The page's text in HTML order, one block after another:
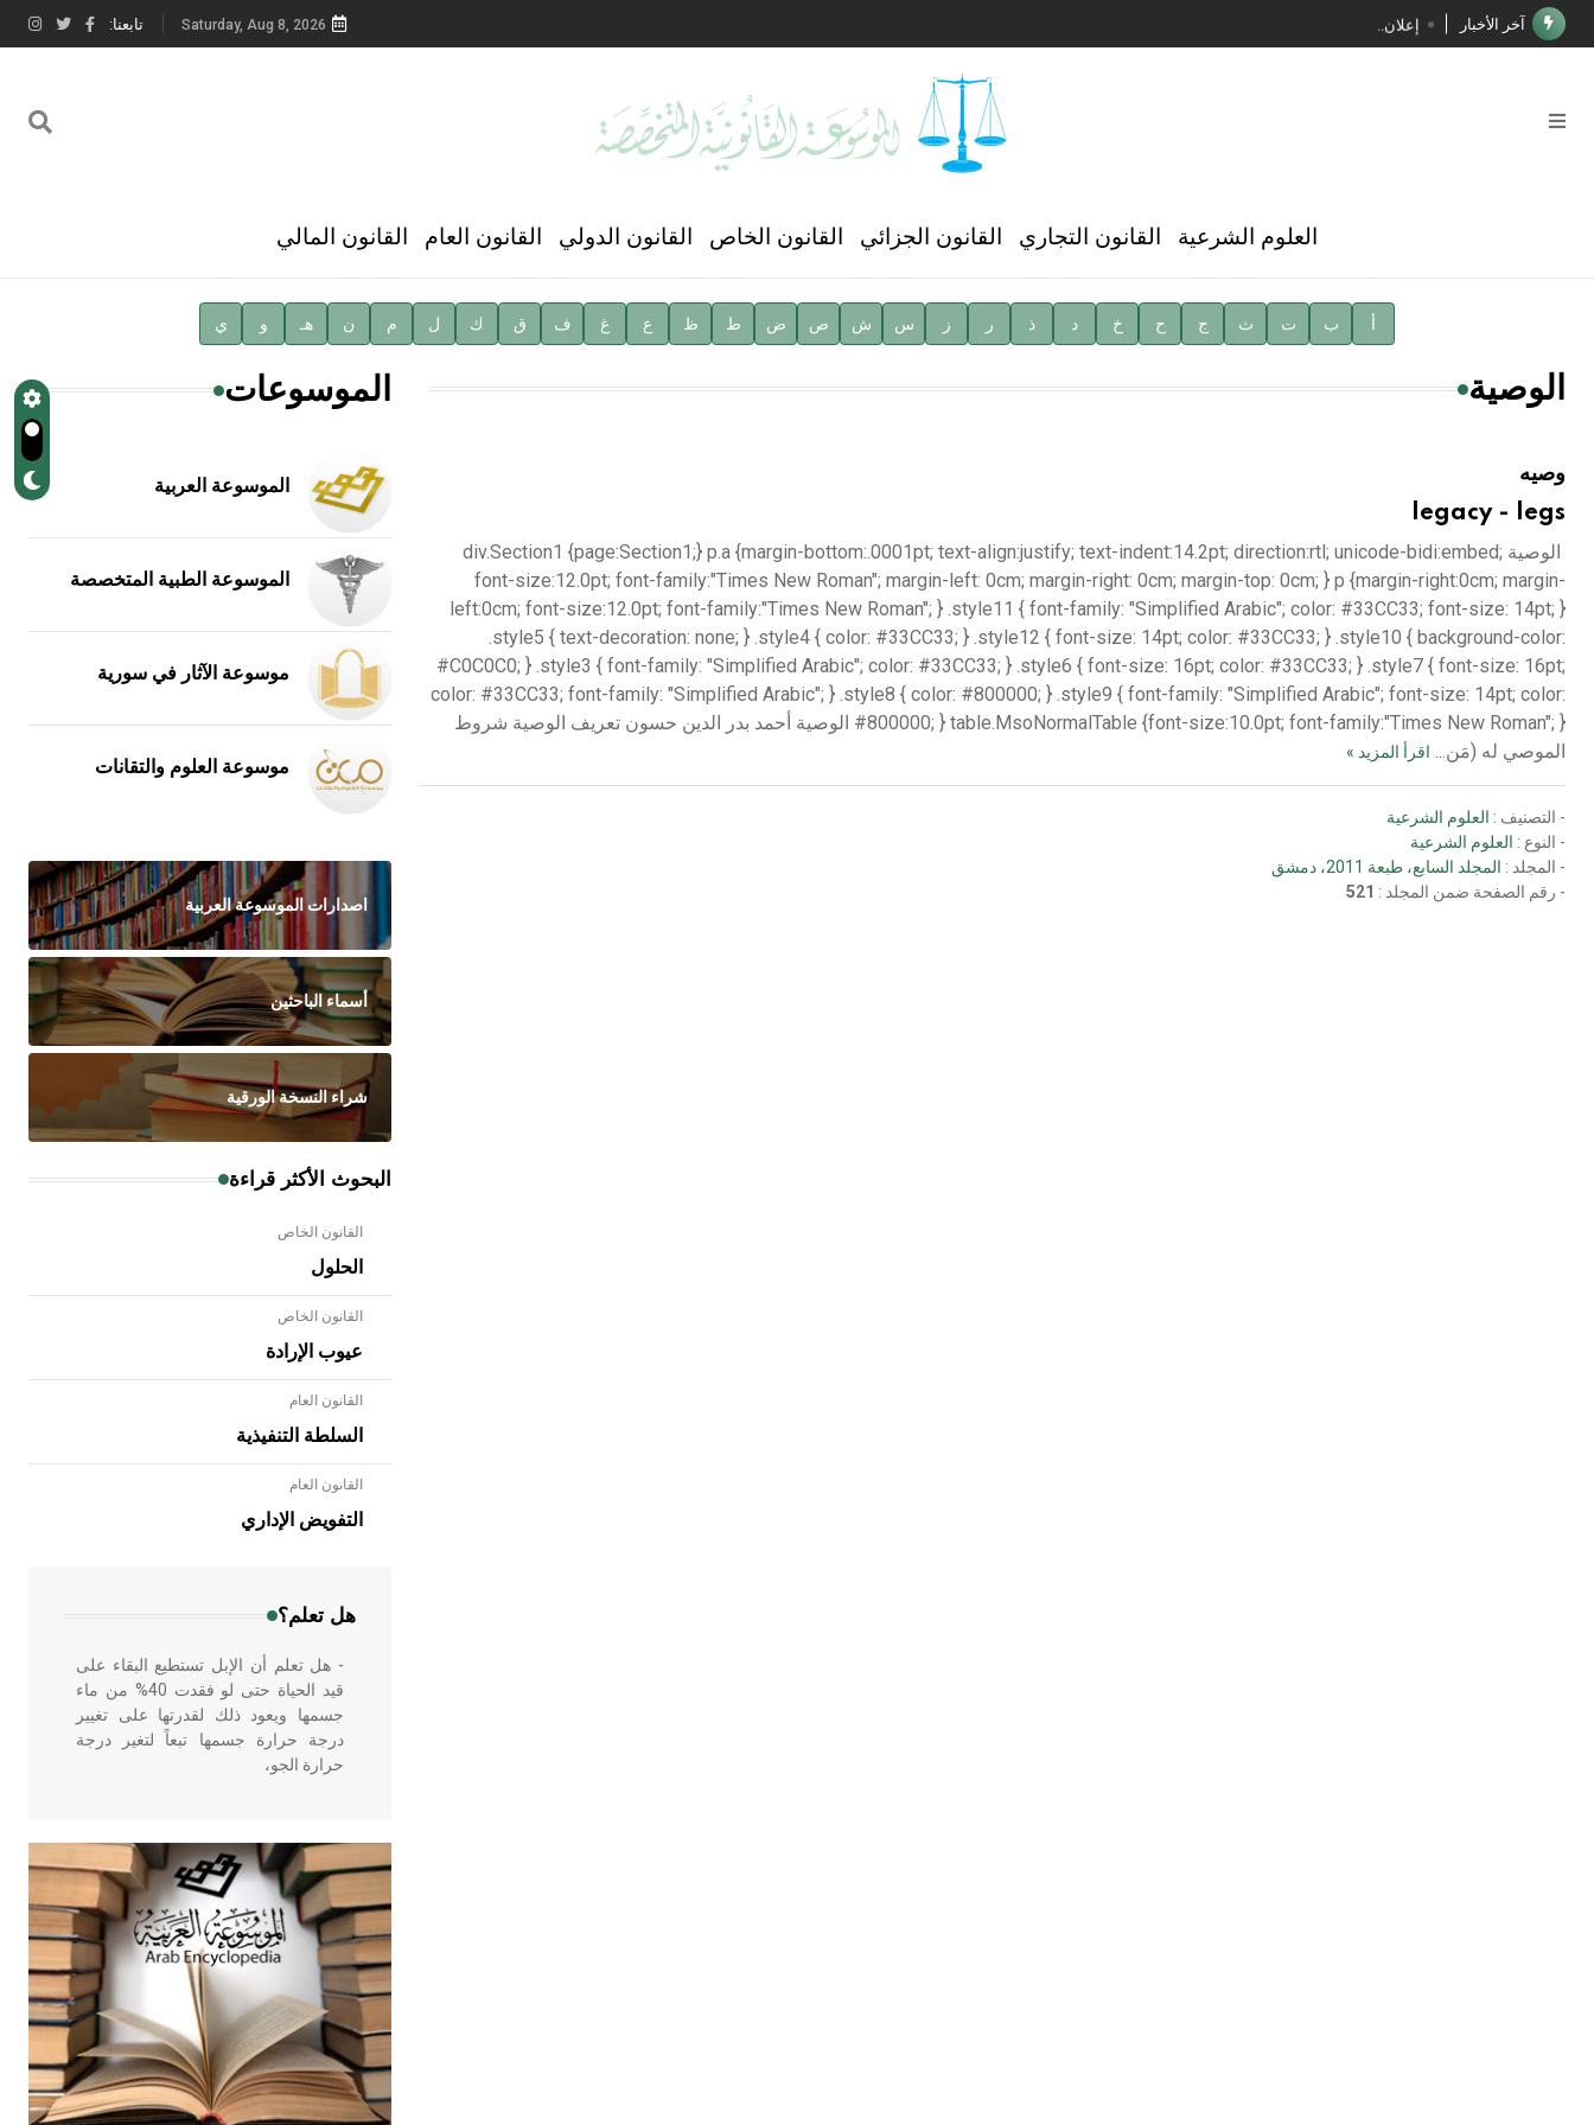
آخر الأخبار إعلان..
فوز الأستاذ الدكتور محمود السيد بجائزة مجمع الملك سليمان العالمي للغة العربية
الأستاذ إياد خالد الطباع مدير عام لهيئة الموسوعة العربية
Saturday, Aug 8, 2026 تابعنا:
العلوم الشرعية القانون التجاري القانون الجزائي القانون الخاص القانون الدولي القانون العام القانون المالي
أ ب ت ث ج ح خ د ذ ر ز س ش ص ض ط ظ ع غ ف ق ك ل م ن هـ و ي
الوصية
وصيه
legacy - legs
الوصية div.Section1 {page:Section1;} p.a {margin-bottom:.0001pt; text-align:justify; text-indent:14.2pt; direction:rtl; unicode-bidi:embed;
font-size:12.0pt; font-family:"Times New Roman"; margin-left: 0cm; margin-right: 0cm; margin-top: 0cm; } p {margin-right:0cm; margin-
left:0cm; font-size:12.0pt; font-family:"Times New Roman"; } .style11 { font-family: "Simplified Arabic"; color: #33CC33; font-size: 14pt; }
.style5 { text-decoration: none; } .style4 { color: #33CC33; } .style12 { font-size: 14pt; color: #33CC33; } .style10 { background-color:
#C0C0C0; } .style3 { font-family: "Simplified Arabic"; color: #33CC33; } .style6 { font-size: 16pt; color: #33CC33; } .style7 { font-size: 16pt;
color: #33CC33; font-family: "Simplified Arabic"; } .style8 { color: #800000; } .style9 { font-family: "Simplified Arabic"; font-size: 14pt; color:
#800000; } table.MsoNormalTable {font-size:10.0pt; font-family:"Times New Roman"; } الوصية أحمد بدر الدين حسون تعريف الوصية شروط
الموصي له (مَن... اقرأ المزيد »
- التصنيف : العلوم الشرعية
- النوع : العلوم الشرعية
- المجلد : المجلد السابع، طبعة 2011، دمشق
- رقم الصفحة ضمن المجلد : 521
الموسوعات
الموسوعة العربية
الموسوعة الطبية المتخصصة
موسوعة الآثار في سورية
موسوعة العلوم والتقانات
اصدارات الموسوعة العربية
أسماء الباحثين
شراء النسخة الورقية
البحوث الأكثر قراءة
القانون الخاص
الحلول
القانون الخاص
عيوب الإرادة
القانون العام
السلطة التنفيذية
القانون العام
التفويض الإداري
هل تعلم؟
- هل تعلم أن الأبلق نوع من الفنون
الهندسية التي ارتبطت بالعمارة الإسلامية
في بلاد الشام ومصر خاصة، حيث يحرص
- هل تعلم أن الإبل تستطيع البقاء على
قيد الحياة حتى لو فقدت 40% من ماء
جسمها ويعود ذلك لقدرتها على تغيير
درجة حرارة جسمها تبعاً لتغير درجة
حرارة الجو،
- هل تعلم أن أبقراط كتب في الطب
أربعة مؤلفات هي: الحكم، الأدلة، تنظيم
التغذية، ورسالته في جروح الرأس.
ويعود له الفضل بأنه حرر الطب من
الدين والفلسفة.
- هل تعلم أن المرجان إفراز حيواني
يتكون في البحر ويتركب من مادة
كربونات الكلسيوم، وهو أحمر أو شديد
الحمرة وهو أجود أنواعه، ويمتاز بكبر
الحجم ويسمى الش